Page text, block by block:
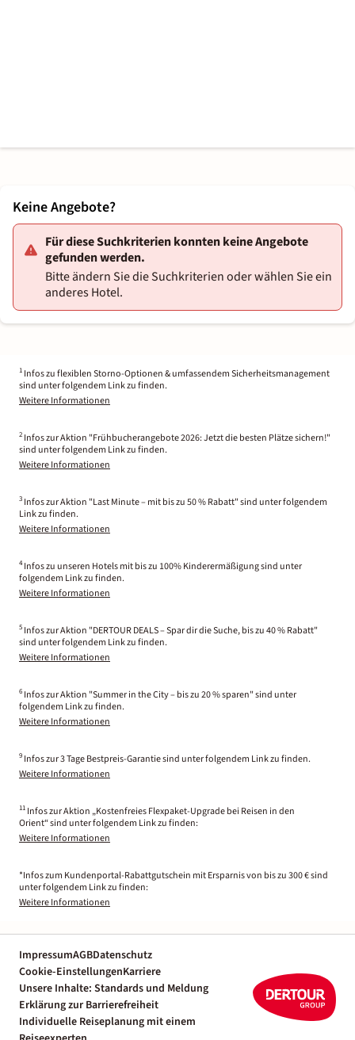
Keine Angebote?
Für diese Suchkriterien konnten keine Angebote
gefunden werden.
Bitte ändern Sie die Suchkriterien oder wählen Sie ein
anderes Hotel.
1 Infos zu flexiblen Storno-Optionen & umfassendem Sicherheitsmanagement
sind unter folgendem Link zu finden.
Weitere Informationen
2 Infos zur Aktion "Frühbucherangebote 2026: Jetzt die besten Plätze sichern!"
sind unter folgendem Link zu finden.
Weitere Informationen
3 Infos zur Aktion "Last Minute – mit bis zu 50 % Rabatt" sind unter folgendem
Link zu finden.
Weitere Informationen
4 Infos zu unseren Hotels mit bis zu 100% Kinderermäßigung sind unter
folgendem Link zu finden.
Weitere Informationen
5 Infos zur Aktion "DERTOUR DEALS – Spar dir die Suche, bis zu 40 % Rabatt"
sind unter folgendem Link zu finden.
Weitere Informationen
6 Infos zur Aktion "Summer in the City – bis zu 20 % sparen" sind unter
folgendem Link zu finden.
Weitere Informationen
9 Infos zur 3 Tage Bestpreis-Garantie sind unter folgendem Link zu finden.
Weitere Informationen
11 Infos zur Aktion „Kostenfreies Flexpaket-Upgrade bei Reisen in den
Orient“ sind unter folgendem Link zu finden:
Weitere Informationen
*Infos zum Kundenportal-Rabattgutschein mit Ersparnis von bis zu 300 € sind
unter folgendem Link zu finden:
Weitere Informationen
ImpressumAGBDatenschutz
Cookie-EinstellungenKarriere
Unsere Inhalte: Standards und Meldung
Erklärung zur Barrierefreiheit
Individuelle Reiseplanung mit einem